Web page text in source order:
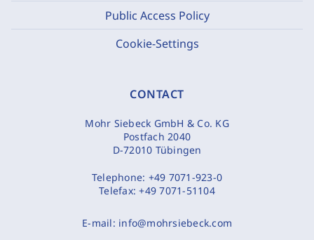
Public Access Policy
Cookie-Settings
CONTACT
Mohr Siebeck GmbH & Co. KG
Postfach 2040
D-72010 Tübingen
Telephone: +49 7071-923-0
Telefax:+49 7071-51104
E-mail: info@mohrsiebeck.com